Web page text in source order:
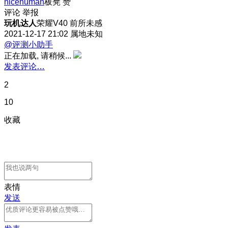
nicehuman板凳 赞
评论 举报
玩机达人荣耀V40 前所未感
2021-12-17 21:02 属地未知
@评测小助手
正在加载, 请稍候...
发表评论…
2
10
收藏
表情
发送